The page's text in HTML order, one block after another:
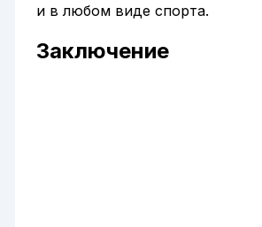
и в любом виде спорта.
Заключение